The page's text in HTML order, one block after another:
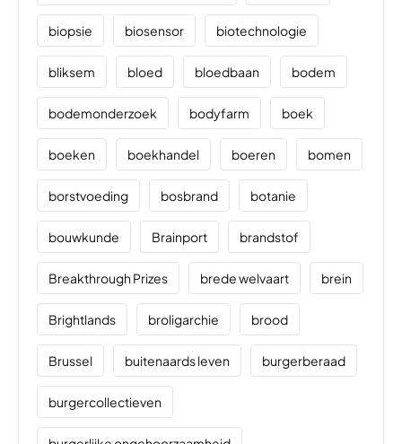
biopsie biosensor biotechnologie
bliksem bloed bloedbaan bodem
bodemonderzoek bodyfarm boek
boeken boekhandel boeren bomen
borstvoeding bosbrand botanie
bouwkunde Brainport brandstof
Breakthrough Prizes brede welvaart brein
Brightlands broligarchie brood
Brussel buitenaards leven burgerberaad
burgercollectieven